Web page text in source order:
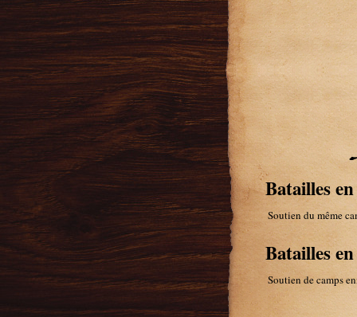
Batailles
Soutien du même
Batailles
Soutien de camps